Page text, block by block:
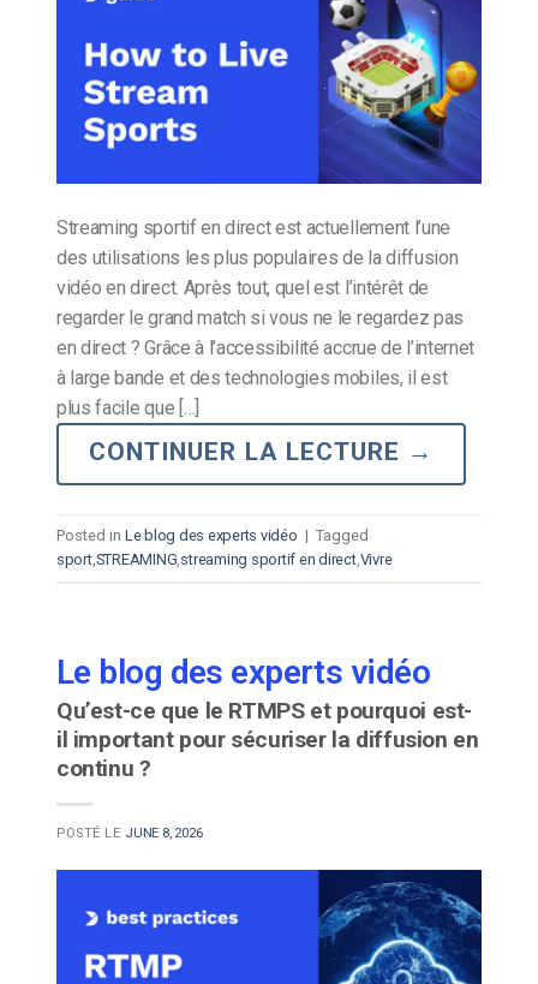
Streaming sportif en direct est actuellement l’une
des utilisations les plus populaires de la diffusion
vidéo en direct. Après tout, quel est l’intérêt de
regarder le grand match si vous ne le regardez pas
en direct ? Grâce à l’accessibilité accrue de l’internet
à large bande et des technologies mobiles, il est
plus facile que […]
CONTINUER LA LECTURE →
Posted in Le blog des experts vidéo | Tagged
sport, STREAMING streaming sportif en direct, Vivre
Le blog des experts vidéo
Qu’est-ce que le RTMPS et pourquoi est-
il important pour sécuriser la diffusion en
continu ?
POSTÉ LE JUNE 8, 2026